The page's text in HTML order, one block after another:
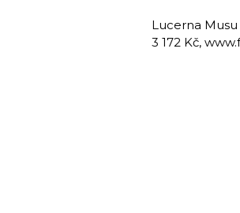
Lucerna
3 172 Kč,